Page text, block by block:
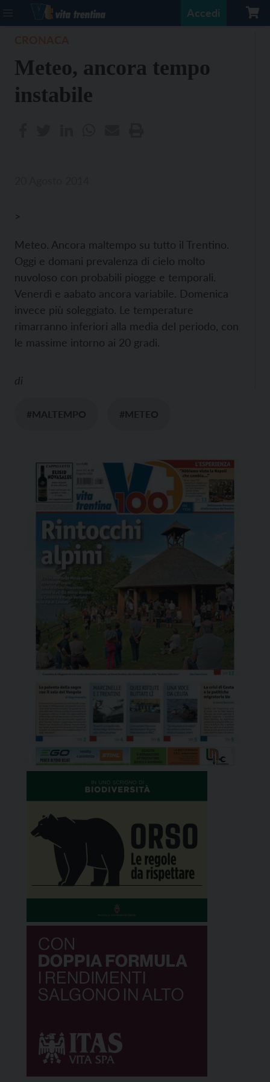
Accedi
Meteo, ancora tempo
instabile
>
Meteo. Ancora maltempo su tutto il Trentino.
Oggi e domani prevalenza di cielo molto
nuvoloso con probabili piogge e temporali.
Venerdì e aabato ancora variabile. Domenica
invece più soleggiato. Le temperature
rimarranno inferiori alla media del periodo, con
le massime intorno ai 20 gradi.
di
#MALTEMPO #METEO